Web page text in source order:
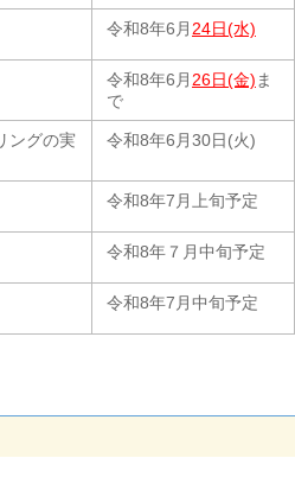
令和8年6月 24日(水)
令和8年6月 26日(金) ま
で
ングの実
令和8年6月30日(火)
令和8年7月上旬予定
令和8年７月中旬予定
令和8年7月中旬予定